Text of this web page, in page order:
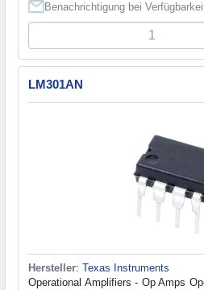
Benachrichtigung bei
LM301AN
Hersteller: Texas Instruments
Operational Amplifiers - Op Amps